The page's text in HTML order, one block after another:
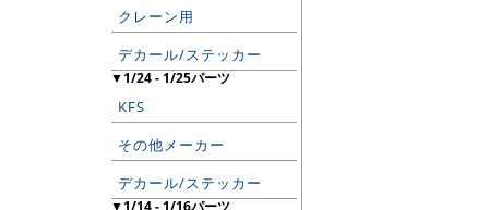
クレーン用
デカール/ステッカー
▼1/24 - 1/25パーツ
KFS
その他メーカー
デカール/ステッカー
▼1/14 - 1/16パーツ